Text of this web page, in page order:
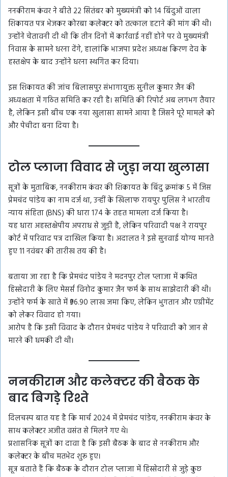
ननकीराम कंवर ने बीते 22 सितंबर को मुख्यमंत्री को 14 बिंदुओं वाला
शिकायत पत्र भेजकर कोरबा कलेक्टर को तत्काल हटाने की मांग की थी।
उन्होंने चेतावनी दी थी कि तीन दिनों में कार्रवाई नहीं होने पर वे मुख्यमंत्री
निवास के सामने धरना देंगे, हालांकि भाजपा प्रदेश अध्यक्ष किरण देव के
हस्तक्षेप के बाद उन्होंने धरना स्थगित कर दिया।
इस शिकायत की जांच बिलासपुर संभागायुक्त सुनील कुमार जैन की
अध्यक्षता में गठित समिति कर रही है। समिति की रिपोर्ट अब लगभग तैयार
है, लेकिन इसी बीच एक नया खुलासा सामने आया है जिसने पूरे मामले को
और पेचीदा बना दिया है।
टोल प्लाजा विवाद से जुड़ा नया खुलासा
सूत्रों के मुताबिक, ननकीराम कंवर की शिकायत के बिंदु क्रमांक 5 में जिस
प्रेमचंद पांडेय का नाम दर्ज था, उन्हीं के खिलाफ रायपुर पुलिस ने भारतीय
न्याय संहिता (BNS) की धारा 174 के तहत मामला दर्ज किया है।
यह धारा अहस्तक्षेपीय अपराध से जुड़ी है, लेकिन परिवादी पक्ष ने रायपुर
कोर्ट में परिवाद पत्र दाखिल किया है। अदालत ने इसे सुनवाई योग्य मानते
हुए 11 नवंबर की तारीख तय की है।
बताया जा रहा है कि प्रेमचंद पांडेय ने मदनपुर टोल प्लाजा में कथित
हिस्सेदारी के लिए मेसर्स विनोद कुमार जैन फर्म के साथ साझेदारी की थी।
उन्होंने फर्म के खाते में ₹96.90 लाख जमा किए, लेकिन भुगतान और एग्रीमेंट
को लेकर विवाद हो गया।
आरोप है कि इसी विवाद के दौरान प्रेमचंद पांडेय ने परिवादी को जान से
मारने की धमकी दी थी।
ननकीराम और कलेक्टर की बैठक के
बाद बिगड़े रिश्ते
दिलचस्प बात यह है कि मार्च 2024 में प्रेमचंद पांडेय, ननकीराम कंवर के
साथ कलेक्टर अजीत वसंत से मिलने गए थे।
प्रशासनिक सूत्रों का दावा है कि इसी बैठक के बाद से ननकीराम और
कलेक्टर के बीच मतभेद शुरू हुए।
सूत्र बताते हैं कि बैठक के दौरान टोल प्लाजा में हिस्सेदारी से जुड़े कुछ